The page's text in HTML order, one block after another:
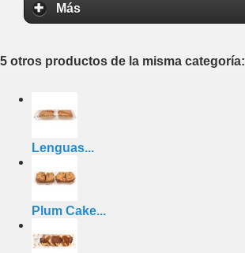
Más
5 otros productos de la misma categoría:
Lenguas...
Plum Cake...